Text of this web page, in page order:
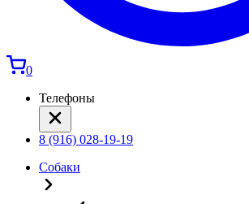
0
Телефоны
8 (916) 028-19-19
Собаки